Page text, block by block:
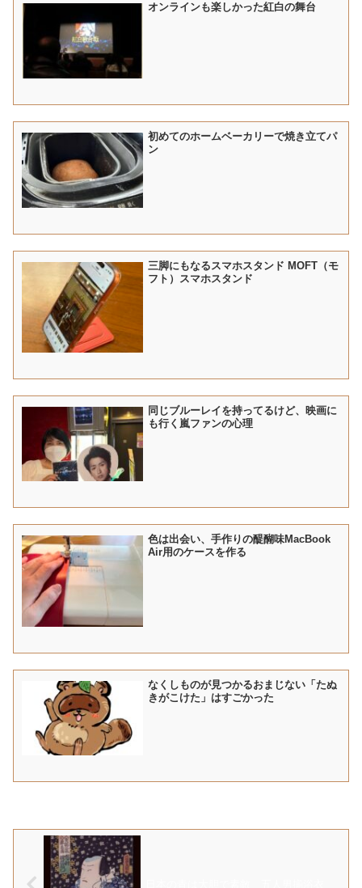
オンラインも楽しかった紅白の舞台
初めてのホームベーカリーで焼き立てパ
ン
三脚にもなるスマホスタンド MOFT（モ
フト）スマホスタンド
同じブルーレイを持ってるけど、映画に
も行く嵐ファンの心理
色は出会い、手作りの醍醐味MacBook
Air用のケースを作る
なくしものが見つかるおまじない「たぬ
きがこけた」はすごかった